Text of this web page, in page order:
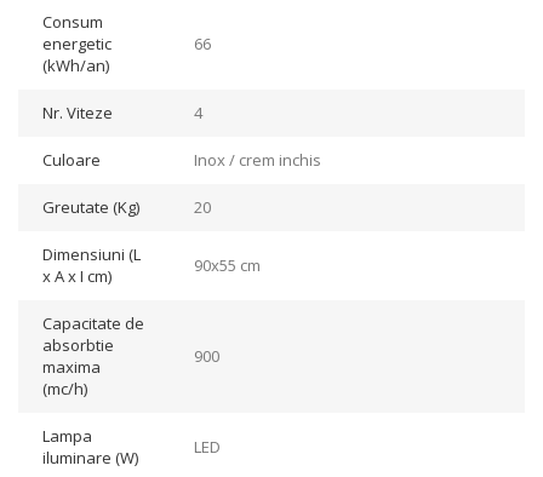
Consum
energetic
(kWh/an)
66
Nr. Viteze 4
Culoare Inox / crem inchis
Greutate (Kg) 20
Dimensiuni (L
x A x I cm)
90x55 cm
Capacitate de
absorbtie
maxima
(mc/h)
900
Lampa
iluminare (W)
LED